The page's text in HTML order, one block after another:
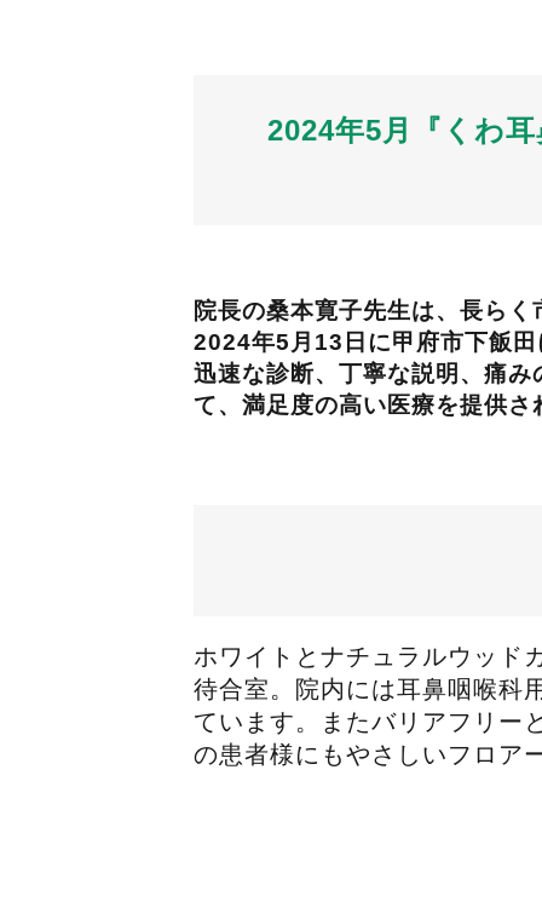
2024年5月『くわ
院長の桑本寛子先生は、長ら
2024年5月13日に甲府市下飯
迅速な診断、丁寧な説明、痛
て、満足度の高い医療を提供さ
ホワイトとナチュラルウッド
待合室。院内には耳鼻咽喉科
ています。またバリアフリー
の患者様にもやさしいフロア